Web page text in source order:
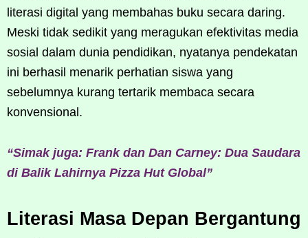
literasi digital yang membahas buku secara daring.
Meski tidak sedikit yang meragukan efektivitas media
sosial dalam dunia pendidikan, nyatanya pendekatan
ini berhasil menarik perhatian siswa yang
sebelumnya kurang tertarik membaca secara
konvensional.
“Simak juga: Frank dan Dan Carney: Dua Saudara
di Balik Lahirnya Pizza Hut Global”
Literasi Masa Depan Bergantung